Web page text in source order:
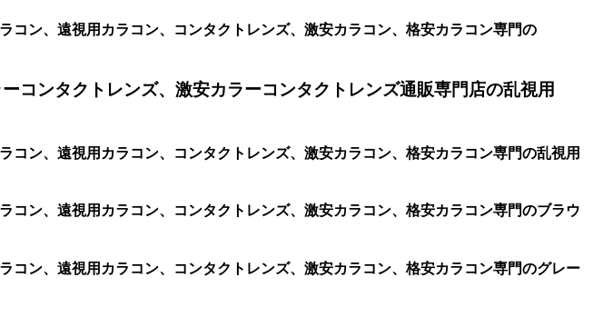
コン、遠視用カラコン、コンタクトレンズ、激安カラコン、格安カラコン専門の
コンタクトレンズ、激安カラーコンタクトレンズ通販専門店の乱視用
ン、遠視用カラコン、コンタクトレンズ、激安カラコン、格安カラコン専門の乱視用
コン、遠視用カラコン、コンタクトレンズ、激安カラコン、格安カラコン専門のブラウ
ン、遠視用カラコン、コンタクトレンズ、激安カラコン、格安カラコン専門のグレー